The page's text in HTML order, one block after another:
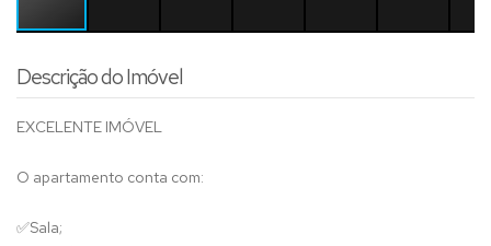
Descrição do Imóvel
EXCELENTE IMÓVEL
O apartamento conta com:
✅Sala;